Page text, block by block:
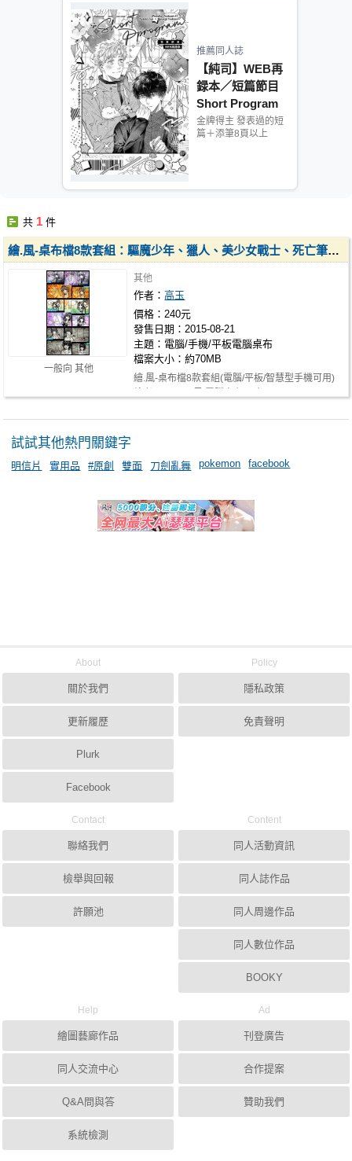
登入
推薦同人誌
【純司】WEB再
録本／短篇節目
Short Program
金牌得主 發表過的短
篇＋添筆8頁以上
共 1 件
一般向 其他
繪.風-桌布檔8款套組：驅魔少年、獵人、美少女戰士、死亡筆記本、
其他
作者：高玉
價格：240元
發售日期：2015-08-21
主題：電腦/手機/平板電腦桌布
檔案大小：約70MB
繪.風-桌布檔8款套組(電腦/平板/智慧型手機可用)
試試其他熱門關鍵字
明信片 實用品 #原創 雙面 刀劍亂舞 pokemon facebook
About
關於我們
更新履歷
Plurk
Facebook
Policy
隱私政策
免責聲明
Contact
聯絡我們
檢舉與回報
許願池
Content
同人活動資訊
同人誌作品
同人周邊作品
同人數位作品
BOOKY
Help
繪圖藝廊作品
同人交流中心
Q&A問與答
系統檢測
Ad
刊登廣告
合作提案
贊助我們